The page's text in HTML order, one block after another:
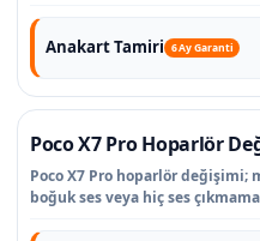
Anakart Tamiri 6 Ay Garanti
Poco X7 Pro Hoparlör
Poco X7 Pro hoparlör değişimi;
boğuk ses veya hiç ses